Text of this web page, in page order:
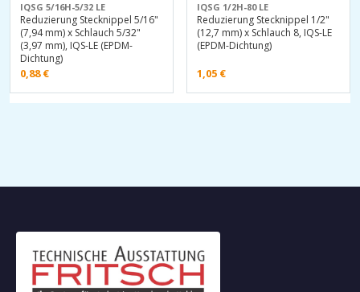
IQSG 5/16H-5/32 LE
Reduzierung Stecknippel 5/16"
(7,94 mm) x Schlauch 5/32"
(3,97 mm), IQS-LE (EPDM-
Dichtung)
0,88€
IQSG 1/2H-80 LE
Reduzierung Stecknippel 1/2"
(12,7 mm) x Schlauch 8, IQS-LE
(EPDM-Dichtung)
1,05 €